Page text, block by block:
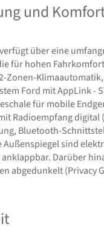
und
über eine
für hohen
Zonen-
Ford mit AppLink -
für mobile
Radioempfang digital
Bluetooth-
Außenspiegel sind
Darüber
abgedunkelt (Privacy